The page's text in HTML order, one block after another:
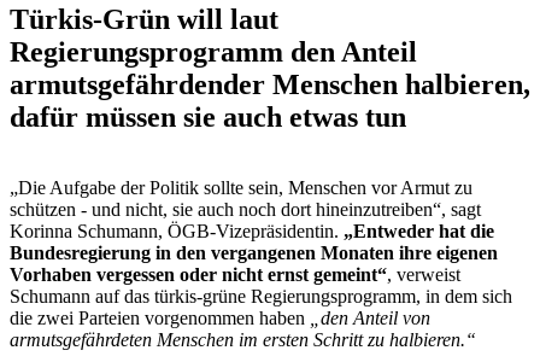
Türkis-Grün will laut
Regierungsprogramm den Anteil
armutsgefährdender Menschen halbieren,
dafür müssen sie auch etwas tun
„Die Aufgabe der Politik sollte sein, Menschen vor Armut zu
schützen - und nicht, sie auch noch dort hineinzutreiben“, sagt
Korinna Schumann, ÖGB-Vizepräsidentin. „Entweder hat die
Bundesregierung in den vergangenen Monaten ihre eigenen
Vorhaben vergessen oder nicht ernst gemeint“, verweist
Schumann auf das türkis-grüne Regierungsprogramm, in dem sich
die zwei Parteien vorgenommen haben
„den Anteil von
armutsgefährdeten Menschen im ersten Schritt zu halbieren.“